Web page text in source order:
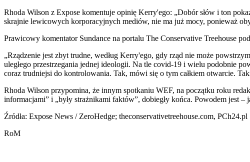
Rhoda Wilson z Expose komentuje opinię Kerry'ego: „Dobór słów i ton
skrajnie lewicowych korporacyjnych mediów, nie ma już mocy, ponieważ
Prawicowy komentator Sundance na portalu The Conservative Treehouse
„Rządzenie jest zbyt trudne, według Kerry'ego, gdy rząd nie może
uległego przestrzegania jednej ideologii. Na tle covid-19 i wielu podobnie
coraz trudniejsi do kontrolowania. Tak, mówi się o tym całkiem otwarcie.
Rhoda Wilson przypomina, że innym spotkaniu WEF, na początku roku
informacjami” i „były strażnikami faktów”, dobiegły końca. Powodem jest
Źródła: Expose News / ZeroHedge; theconservativetreehouse.com, PCh24.pl
RoM